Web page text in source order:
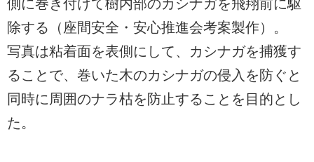
側に巻き付けて樹内部のカシナガを飛翔前に駆
除する（座間安全・安心推進会考案製作）。
写真は粘着面を表側にして、カシナガを捕獲す
ることで、巻いた木のカシナガの侵入を防ぐと
同時に周囲のナラ枯を防止することを目的とし
た。